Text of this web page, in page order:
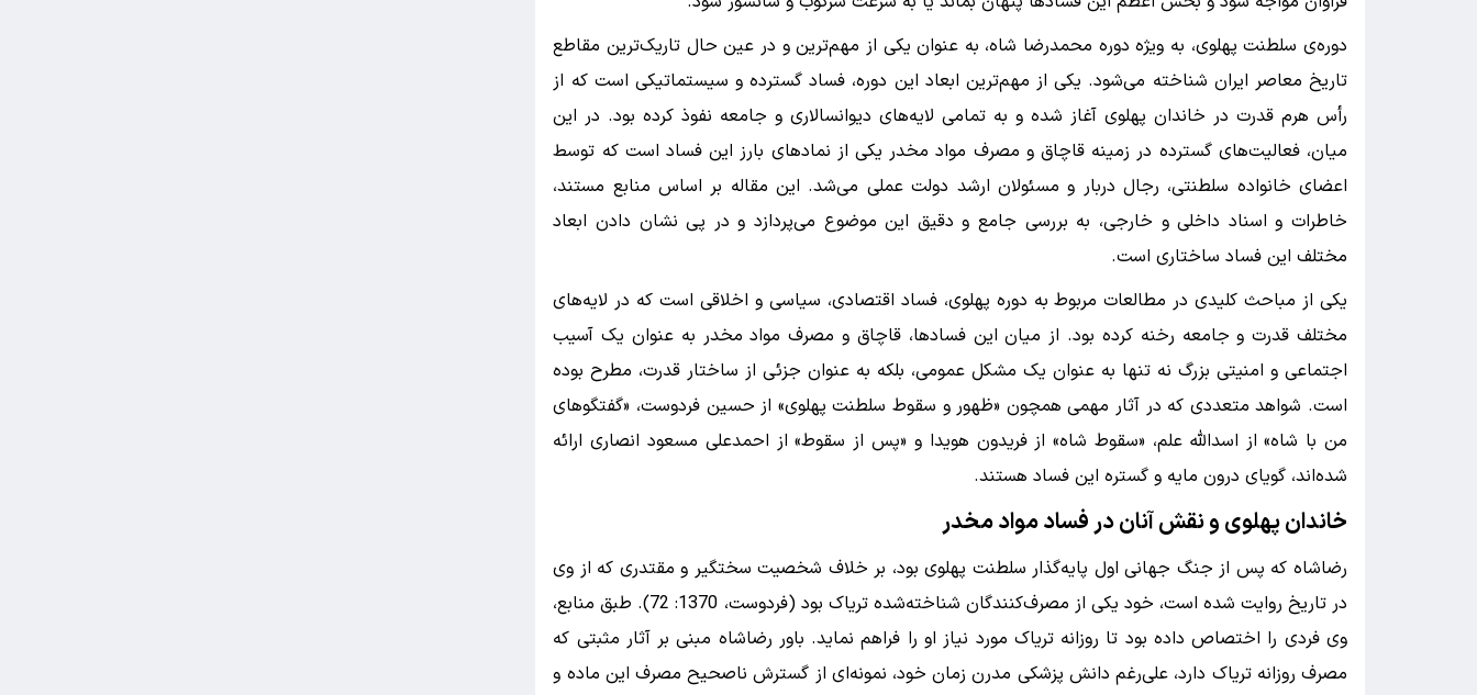
دوره‌ی سلطنت پهلوی، به ویژه دوره محمدرضا شاه، به عنوان یکی از مهم‌ترین و در عین حال تاریک‌ترین مقاطع
تاریخ معاصر ایران شناخته می‌شود. یکی از مهم‌ترین ابعاد این دوره، فساد گسترده و سیستماتیکی است که از
رأس هرم قدرت در خاندان پهلوی آغاز شده و به تمامی لایه‌های دیوانسالاری و جامعه نفوذ کرده بود. در این
میان، فعالیت‌های گسترده در زمینه قاچاق و مصرف مواد مخدر یکی از نمادهای بارز این فساد است که توسط
اعضای خانواده سلطنتی، رجال دربار و مسئولان ارشد دولت عملی می‌شد. این مقاله بر اساس منابع مستند،
خاطرات و اسناد داخلی و خارجی، به بررسی جامع و دقیق این موضوع می‌پردازد و در پی نشان دادن ابعاد
مختلف این فساد ساختاری است.
یکی از مباحث کلیدی در مطالعات مربوط به دوره پهلوی، فساد اقتصادی، سیاسی و اخلاقی است که در لایه‌های
مختلف قدرت و جامعه رخنه کرده بود. از میان این فسادها، قاچاق و مصرف مواد مخدر به عنوان یک آسیب
اجتماعی و امنیتی بزرگ نه تنها به عنوان یک مشکل عمومی، بلکه به عنوان جزئی از ساختار قدرت، مطرح بوده
است. شواهد متعددی که در آثار مهمی همچون «ظهور و سقوط سلطنت پهلوی» از حسین فردوست، «گفتگوهای
من با شاه» از اسدالله علم، «سقوط شاه» از فریدون هویدا و «پس از سقوط» از احمدعلی مسعود انصاری ارائه
شده‌اند، گویای درون مایه و گستره این فساد هستند.
خاندان پهلوی و نقش آنان در فساد مواد مخدر
رضاشاه که پس از جنگ جهانی اول پایه‌گذار سلطنت پهلوی بود، بر خلاف شخصیت سختگیر و مقتدری که از وی
در تاریخ روایت شده است، خود یکی از مصرف‌کنندگان شناخته‌شده تریاک بود (فردوست، 1370: 72). طبق منابع،
وی فردی را اختصاص داده بود تا روزانه تریاک مورد نیاز او را فراهم نماید. باور رضاشاه مبنی بر آثار مثبتی که
مصرف روزانه تریاک دارد، علی‌رغم دانش پزشکی مدرن زمان خود، نمونه‌ای از گسترش ناصحیح مصرف این ماده و